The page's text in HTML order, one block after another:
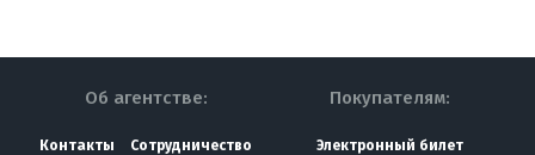
Об агентстве:
Контакты
Сотрудничество
Покупателям:
Электронный билет